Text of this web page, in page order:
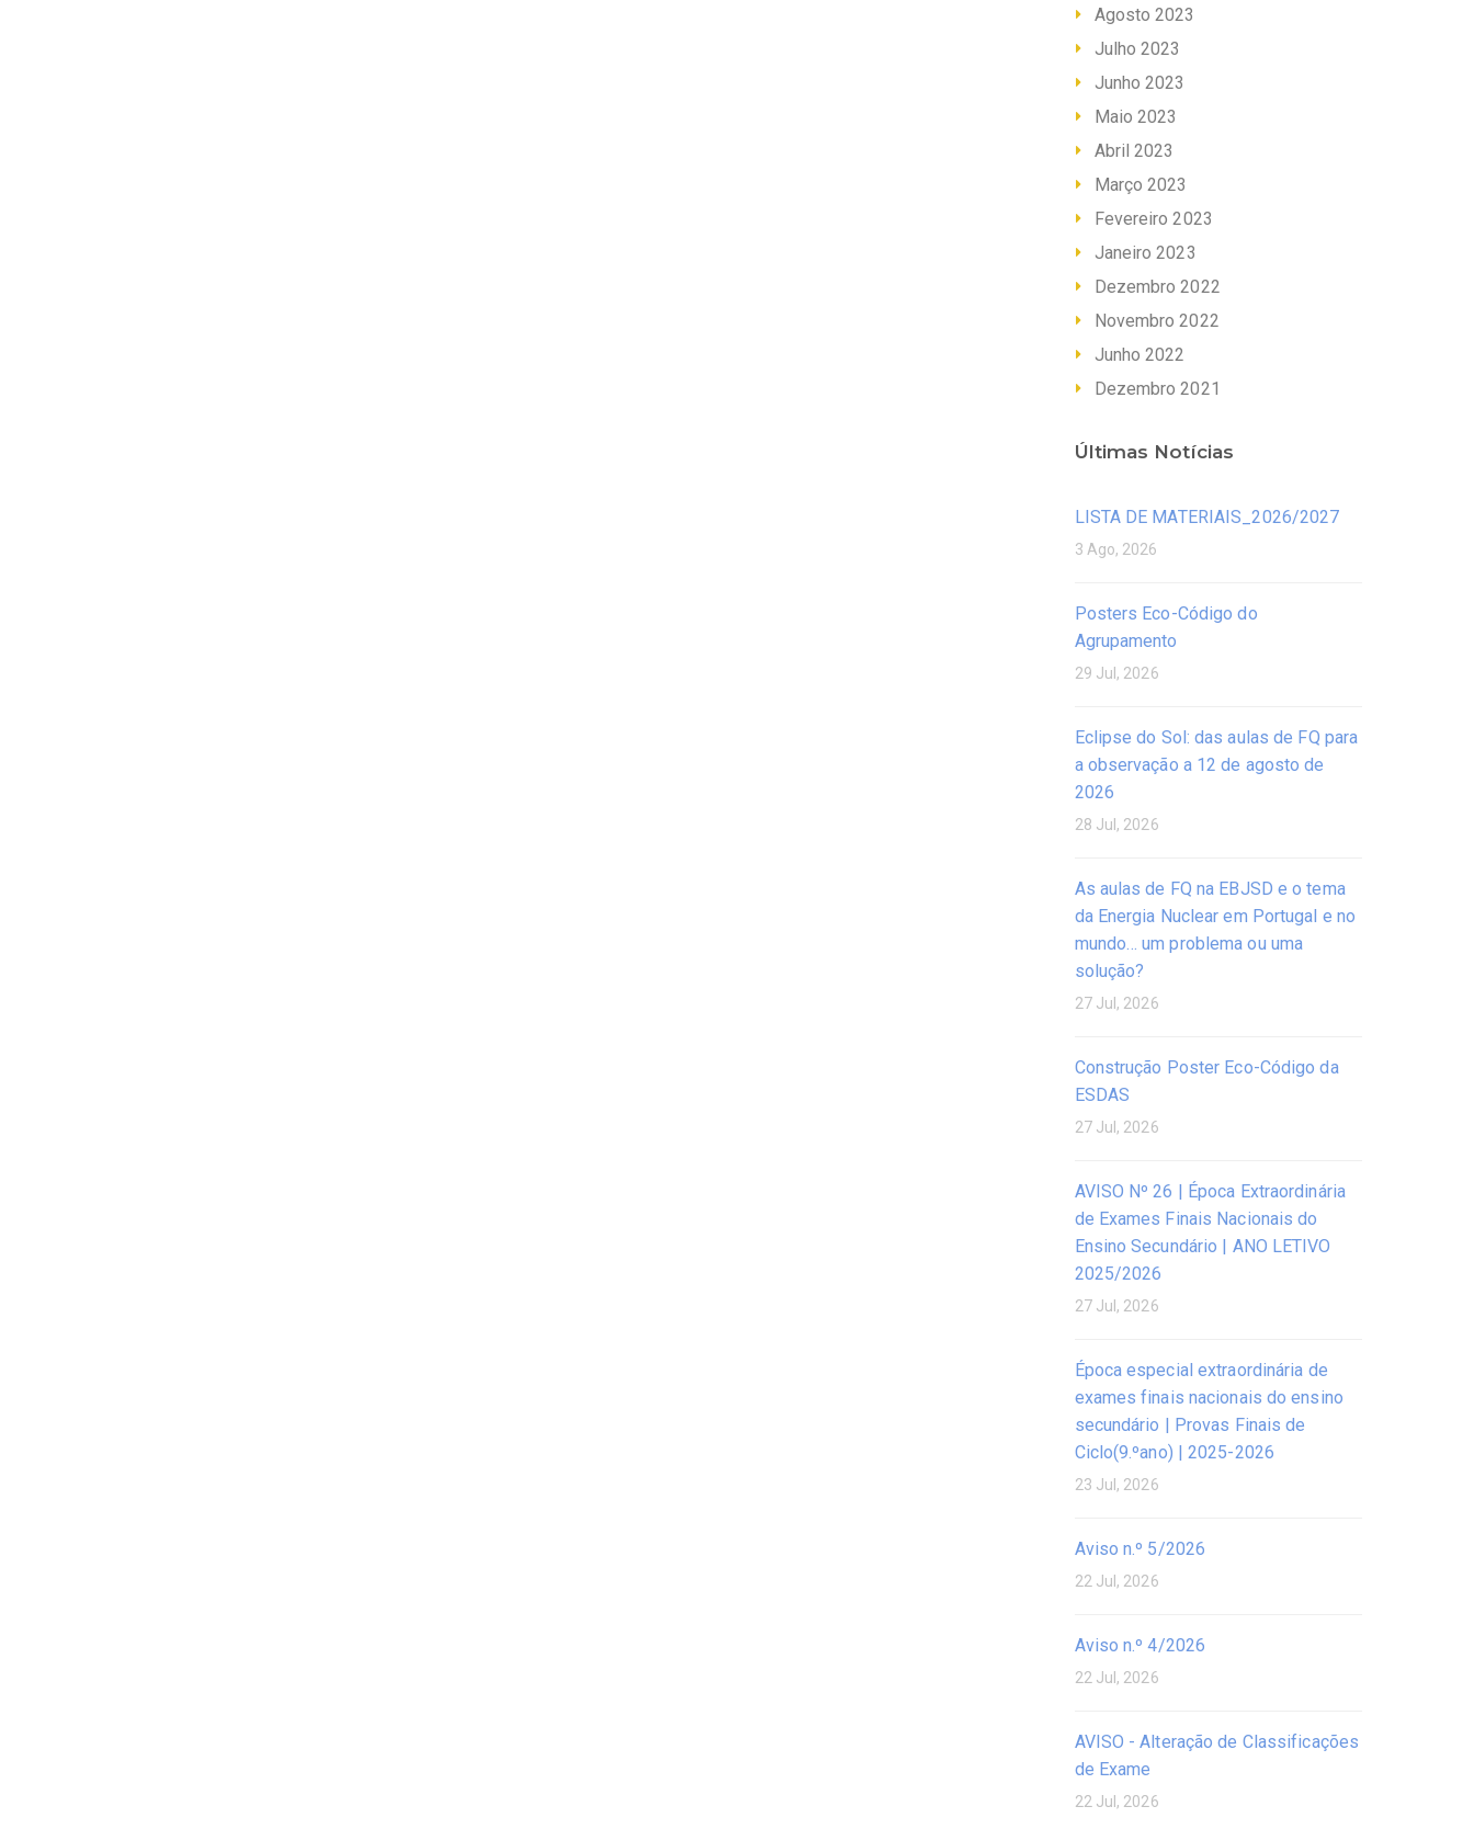
Agosto 2023
Julho 2023
Junho 2023
Maio 2023
Abril 2023
Março 2023
Fevereiro 2023
Janeiro 2023
Dezembro 2022
Novembro 2022
Junho 2022
Dezembro 2021
Últimas Notícias
LISTA DE MATERIAIS_2026/2027
3 Ago, 2026
Posters Eco-Código do
Agrupamento
29 Jul, 2026
Eclipse do Sol: das aulas de FQ para
a observação a 12 de agosto de
2026
28 Jul, 2026
As aulas de FQ na EBJSD e o tema
da Energia Nuclear em Portugal e no
mundo… um problema ou uma
solução?
27 Jul, 2026
Construção Poster Eco-Código da
ESDAS
27 Jul, 2026
AVISO Nº 26 | Época Extraordinária
de Exames Finais Nacionais do
Ensino Secundário | ANO LETIVO
2025/2026
27 Jul, 2026
Época especial extraordinária de
exames finais nacionais do ensino
secundário | Provas Finais de
Ciclo(9.ºano) | 2025-2026
23 Jul, 2026
Aviso n.º 5/2026
22 Jul, 2026
Aviso n.º 4/2026
22 Jul, 2026
AVISO - Alteração de Classificações
de Exame
22 Jul, 2026